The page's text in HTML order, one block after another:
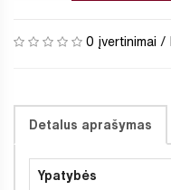
0 įvertinimai /
Detalus aprašymas
Ypatybės